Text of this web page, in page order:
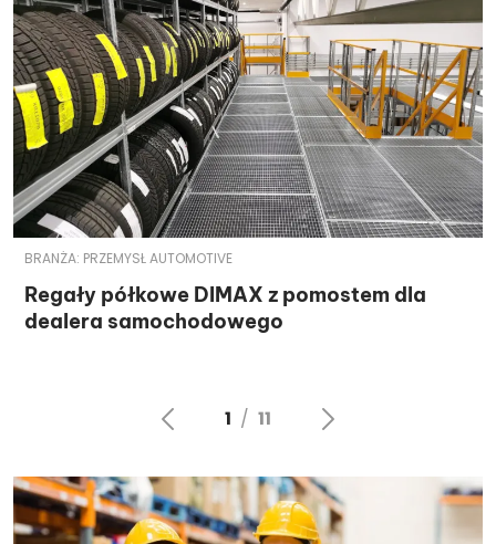
BRANŻA: PRZEMYSŁ AUTOMOTIVE
Regały półkowe DIMAX z pomostem dla
dealera samochodowego